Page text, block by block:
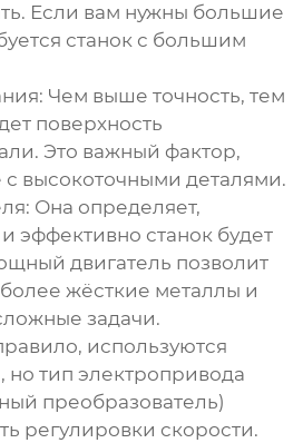
Если вам нужны большие
станок с большим
Чем выше точность, тем
поверхность
Это важный фактор,
с высокоточными деталями.
Она определяет,
эффективно станок будет
двигатель позволит
жёсткие металлы и
задачи.
используются
но тип электропривода
преобразователь)
регулировки скорости.